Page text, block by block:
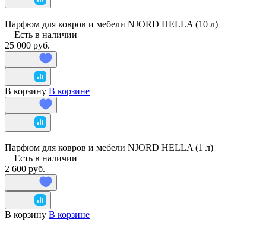
Парфюм для ковров и мебели NJORD HELLA (10 л)
Есть в наличии
25 000 руб.
В корзину В корзине
Парфюм для ковров и мебели NJORD HELLA (1 л)
Есть в наличии
2 600 руб.
В корзину В корзине